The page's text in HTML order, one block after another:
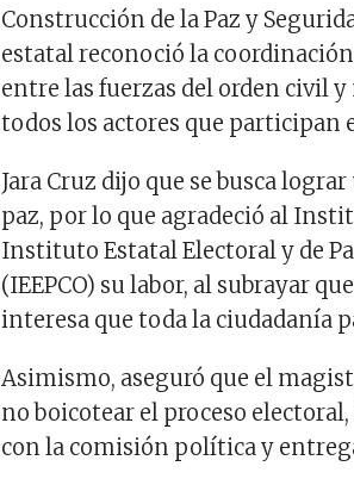
Construcción de la Paz y
estatal reconoció la
entre las fuerzas del orden civil
todos los actores que participan
Jara Cruz dijo que se busca
paz, por lo que agradeció al
Instituto Estatal Electoral y de
(IEEPCO) su labor, al subrayar
interesa que toda la ciudadanía
Asimismo, aseguró que el
no boicotear el proceso
con la comisión política y